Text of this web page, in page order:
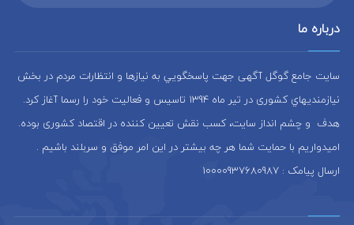
درباره ما
سایت جامع گوگل آگهی جهت پاسخگويي به نيازها و انتظارات مردم در بخش
نيازمنديهاي کشوری در تير ماه 1394 تاسيس و فعاليت خود را رسما آغاز كرد.
هدف و چشم انداز سایت، كسب نقش تعيين كننده در اقتصاد کشوری بوده.
امیدواریم با حمایت شما هر چه بیشتر در این امر موفق و سربلند باشیم .
ارسال پیامک : 10000937680987